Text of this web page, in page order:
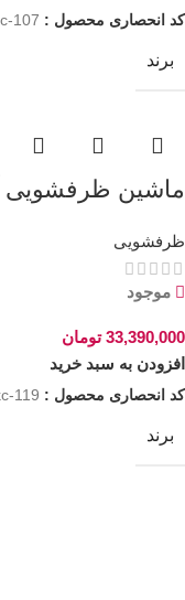
کد انحصاری محصول : 107
برند
ماشین ظرفشویی
ظرفشویی
موجود
33,390,000 تومان
افزودن به سبد خرید
کد انحصاری محصول : 119
برند